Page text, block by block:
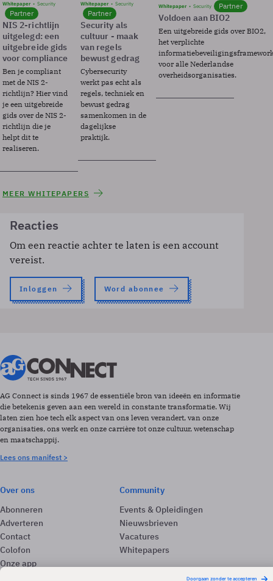
Whitepaper Security
Partner
NIS 2-richtlijn
uitgelegd: een
uitgebreide gids
voor compliance
Ben je compliant
met de NIS 2-
richtlijn? Hier vind
je een uitgebreide
gids over de NIS 2-
richtlijn die je
helpt dit te
realiseren.
Whitepaper Security
Partner
Security als
cultuur - maak
van regels
bewust gedrag
Cybersecurity
werkt pas echt als
regels, techniek en
bewust gedrag
samenkomen in de
dagelijkse
praktijk.
Whitepaper Security Partner
Voldoen aan BIO2
Een uitgebreide gids over BIO2,
het verplichte
voor alle Nederlandse
overheidsorganisaties.
MEER WHITEPAPERS
Reacties
Om een reactie achter te laten is een account
vereist.
Inloggen Word abonnee
AG Connect is sinds 1967 de essentiële bron van ideeën en informatie
die betekenis geven aan een wereld in constante transformatie. Wij
laten zien hoe tech elk aspect van ons leven verandert, van onze
organisaties, ons werk en onze carrière tot onze cultuur, wetenschap
en maatschappij.
Lees ons manifest >
Over ons
Abonneren
Adverteren
Contact
Colofon
Onze app
Community
Events & Opleidingen
Nieuwsbrieven
Vacatures
Whitepapers